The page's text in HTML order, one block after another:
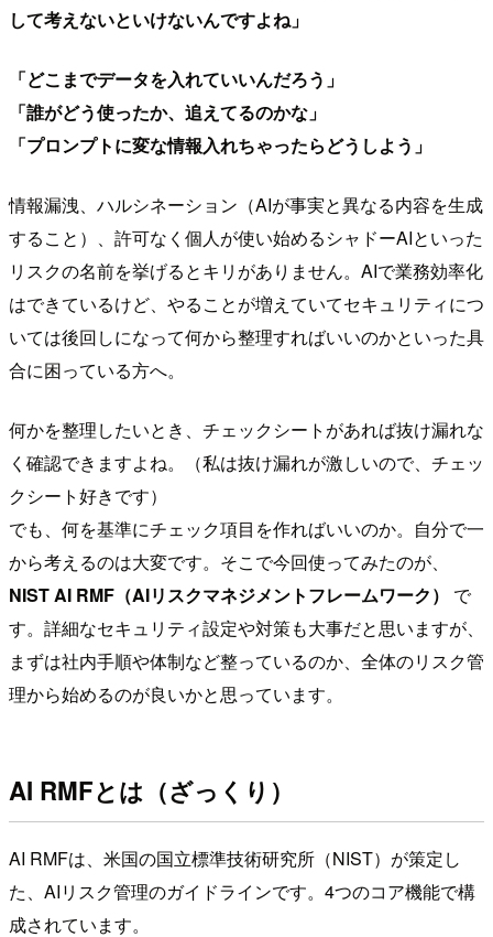
して考えないといけないんですよね」
「どこまでデータを入れていいんだろう」
「誰がどう使ったか、追えてるのかな」
「プロンプトに変な情報入れちゃったらどうしよう」
情報漏洩、ハルシネーション（AIが事実と異なる内容を生成
すること）、許可なく個人が使い始めるシャドーAIといった
リスクの名前を挙げるとキリがありません。AIで業務効率化
はできているけど、やることが増えていてセキュリティにつ
いては後回しになって何から整理すればいいのかといった具
合に困っている方へ。
何かを整理したいとき、チェックシートがあれば抜け漏れな
く確認できますよね。（私は抜け漏れが激しいので、チェッ
クシート好きです）
でも、何を基準にチェック項目を作ればいいのか。自分で一
から考えるのは大変です。そこで今回使ってみたのが、
NIST AI RMF（AIリスクマネジメントフレームワーク）
で
す。詳細なセキュリティ設定や対策も大事だと思いますが、
まずは社内手順や体制など整っているのか、全体のリスク管
理から始めるのが良いかと思っています。
AI RMFとは（ざっくり）
AI RMFは、米国の国立標準技術研究所（NIST）が策定し
た、AIリスク管理のガイドラインです。4つのコア機能で構
成されています。